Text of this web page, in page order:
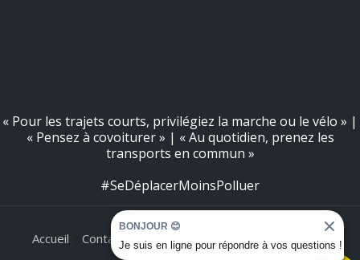
« Pour les trajets courts, privilégiez la marche ou le vélo » |
« Pensez à covoiturer » | « Au quotidien, prenez les
transports en commun »
#SeDéplacerMoinsPolluer
Accueil Contact Plan du site Informations légales
BONJOUR 😊
Je suis en ligne pour répondre à vos questions !